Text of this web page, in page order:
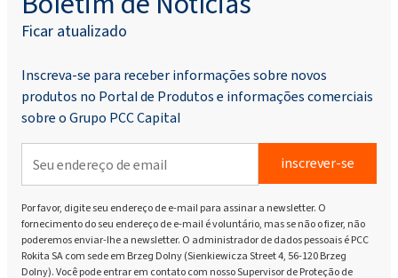
Ficar atualizado
Inscreva-se para receber informações sobre novos
produtos no Portal de Produtos e informações comerciais
sobre o Grupo PCC Capital
inscrever-se
Por favor, digite seu endereço de e-mail para assinar a newsletter. O
fornecimento do seu endereço de e-mail é voluntário, mas se não o fizer, não
poderemos enviar-lhe a newsletter. O administrador de dados pessoais é PCC
Rokita SA com sede em Brzeg Dolny (Sienkiewicza Street 4, 56-120 Brzeg
Dolny). Você pode entrar em contato com nosso Supervisor de Proteção de